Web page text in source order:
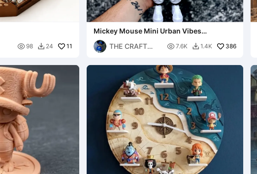
 98  24 11
Mickey Mouse Mini Urban Vibes
Halloween Printklaar
THE CRAFT
 7.6K  1.4K 386